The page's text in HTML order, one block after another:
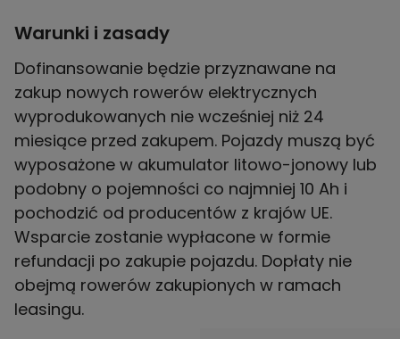
Warunki i zasady
Dofinansowanie będzie przyznawane na
zakup nowych rowerów elektrycznych
wyprodukowanych nie wcześniej niż 24
miesiące przed zakupem. Pojazdy muszą być
wyposażone w akumulator litowo-jonowy lub
podobny o pojemności co najmniej 10 Ah i
pochodzić od producentów z krajów UE.
Wsparcie zostanie wypłacone w formie
refundacji po zakupie pojazdu. Dopłaty nie
obejmą rowerów zakupionych w ramach
leasingu.